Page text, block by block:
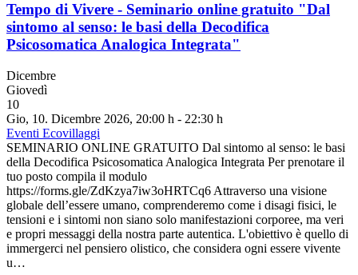
Tempo di Vivere - Seminario online gratuito "Dal
sintomo al senso: le basi della Decodifica
Psicosomatica Analogica Integrata"
Dicembre
Giovedì
10
Gio, 10. Dicembre 2026, 20:00 h - 22:30 h
Eventi Ecovillaggi
SEMINARIO ONLINE GRATUITO Dal sintomo al senso: le basi
della Decodifica Psicosomatica Analogica Integrata Per prenotare il
tuo posto compila il modulo
https://forms.gle/ZdKzya7iw3oHRTCq6 Attraverso una visione
globale dell’essere umano, comprenderemo come i disagi fisici, le
tensioni e i sintomi non siano solo manifestazioni corporee, ma veri
e propri messaggi della nostra parte autentica. L'obiettivo è quello di
immergerci nel pensiero olistico, che considera ogni essere vivente
u…